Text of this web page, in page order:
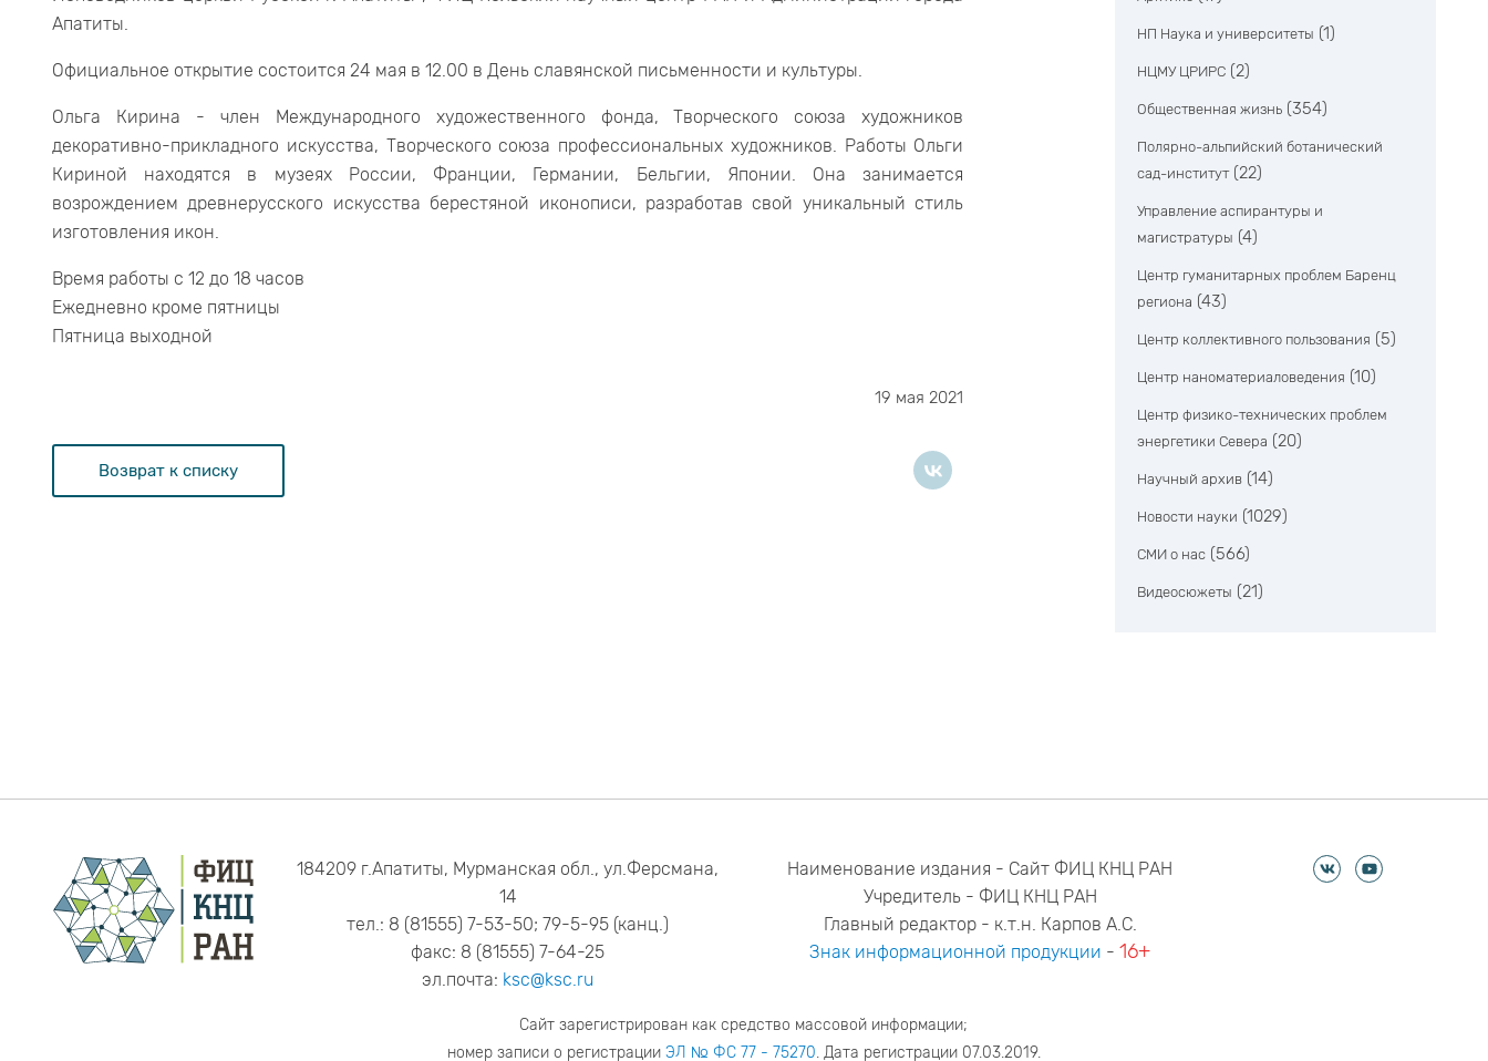
Апатиты.
Официальное открытие состоится 24 мая в 12.00 в День славянской письменности и культуры.
Ольга Кирина - член Международного художественного фонда, Творческого союза художников
декоративно-прикладного искусства, Творческого союза профессиональных художников. Работы Ольги
Кириной находятся в музеях России, Франции, Германии, Бельгии, Японии. Она занимается
возрождением древнерусского искусства берестяной иконописи, разработав свой уникальный стиль
изготовления икон.
Время работы с 12 до 18 часов
Ежедневно кроме пятницы
Пятница выходной
19 мая 2021
Возврат к списку
НП Наука и университеты (1)
НЦМУ ЦРИРС (2)
Общественная жизнь (354)
Полярно-альпийский ботанический
сад-институт (22)
Управление аспирантуры и
магистратуры (4)
Центр гуманитарных проблем Баренц
региона (43)
Центр коллективного пользования (5)
Центр наноматериаловедения (10)
Центр физико-технических проблем
энергетики Севера (20)
Научный архив (14)
Новости науки (1029)
СМИ о нас (566)
Видеосюжеты (21)
184209 г.Апатиты, Мурманская обл., ул.Ферсмана,
14
тел.: 8 (81555) 7-53-50; 79-5-95 (канц.)
факс: 8 (81555) 7-64-25
эл.почта: ksc@ksc.ru
Наименование издания - Сайт ФИЦ КНЦ РАН
Учредитель - ФИЦ КНЦ РАН
Главный редактор - к.т.н. Карпов А.С.
Знак информационной продукции -16+
Сайт зарегистрирован как средство массовой информации;
номер записи о регистрации ЭЛ № ФС 77 - 75270. Дата регистрации 07.03.2019.